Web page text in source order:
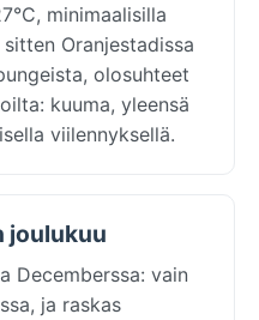
minimaalisilla
Oranjestadissa
olosuhteet
kuuma, yleensä
viilennyksellä.
joulukuu
Decemberssa: vain
ja raskas